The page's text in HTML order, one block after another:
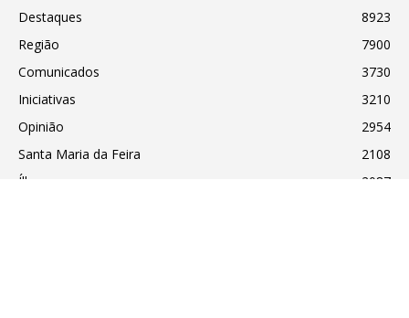
Destaques
8923
Região
7900
Comunicados
3730
Iniciativas
3210
Opinião
2954
Santa Maria da Feira
2108
Ílhavo
2087